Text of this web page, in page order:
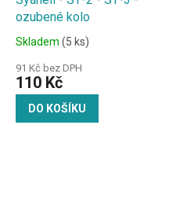
ozubené kolo
Skladem (5 ks)
91 Kč bez DPH
110 Kč
DO KOŠÍKU